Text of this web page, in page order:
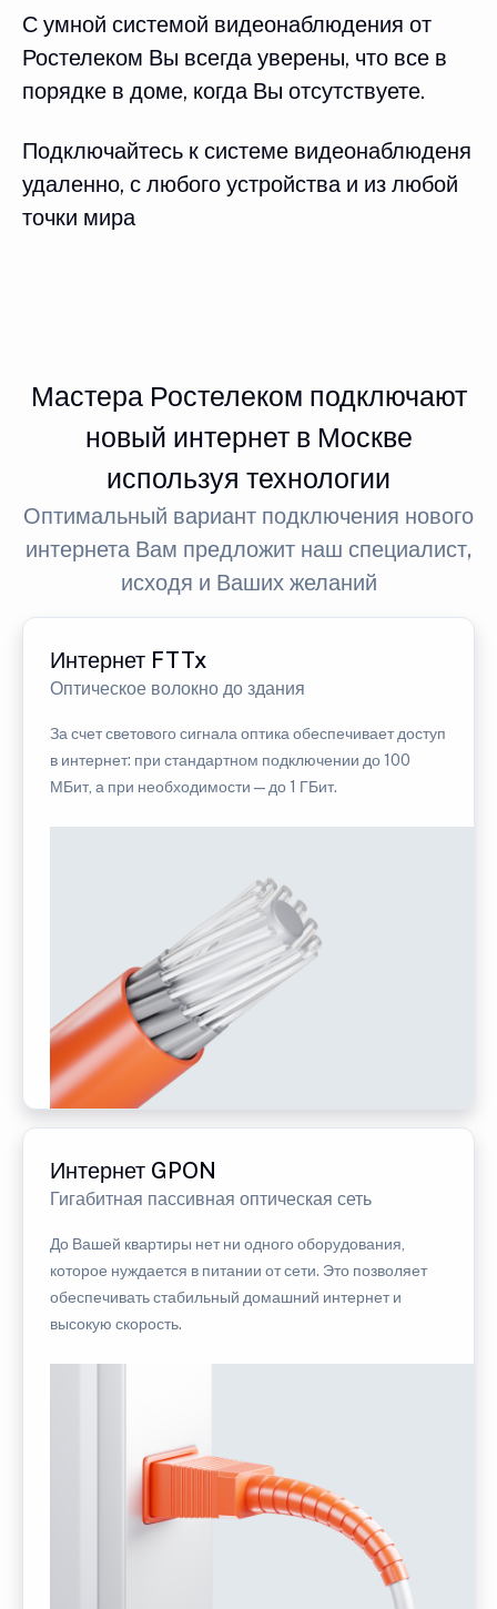
С умной системой видеонаблюдения от
Ростелеком Вы всегда уверены, что все в
порядке в доме, когда Вы отсутствуете.
Подключайтесь к системе видеонаблюденя
удаленно, с любого устройства и из любой
точки мира
Мастера Ростелеком подключают
новый интернет в Москве
используя технологии
Оптимальный вариант подключения нового
интернета Вам предложит наш специалист,
исходя и Ваших желаний
Интернет FTTx
Оптическое волокно до здания
За счет светового сигнала оптика обеспечивает доступ
в интернет: при стандартном подключении до 100
МБит, а при необходимости — до 1 ГБит.
Интернет GPON
Гигабитная пассивная оптическая сеть
До Вашей квартиры нет ни одного оборудования,
которое нуждается в питании от сети. Это позволяет
обеспечивать стабильный домашний интернет и
высокую скорость.